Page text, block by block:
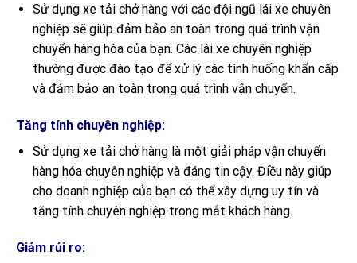
Sử dụng xe tải chở hàng với các đội ngũ lái xe chuyên
nghiệp sẽ giúp đảm bảo an toàn trong quá trình vận
chuyển hàng hóa của bạn. Các lái xe chuyên nghiệp
thường được đào tạo để xử lý các tình huống khẩn cấp
và đảm bảo an toàn trong quá trình vận chuyển.
Tăng tính chuyên nghiệp:
Sử dụng xe tải chở hàng là một giải pháp vận chuyển
hàng hóa chuyên nghiệp và đáng tin cậy. Điều này giúp
cho doanh nghiệp của bạn có thể xây dựng uy tín và
tăng tính chuyên nghiệp trong mắt khách hàng.
Giảm rủi ro: